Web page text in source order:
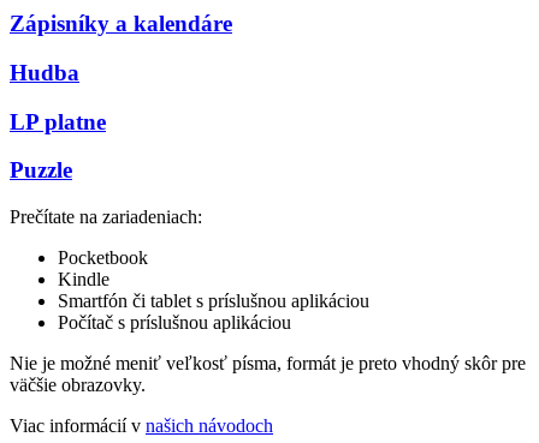
Zápisníky a kalendáre
Hudba
LP platne
Puzzle
Prečítate na zariadeniach:
Pocketbook
Kindle
Smartfón či tablet s príslušnou aplikáciou
Počítač s príslušnou aplikáciou
Nie je možné meniť veľkosť písma, formát je preto vhodný skôr pre
väčšie obrazovky.
Viac informácií v našich návodoch